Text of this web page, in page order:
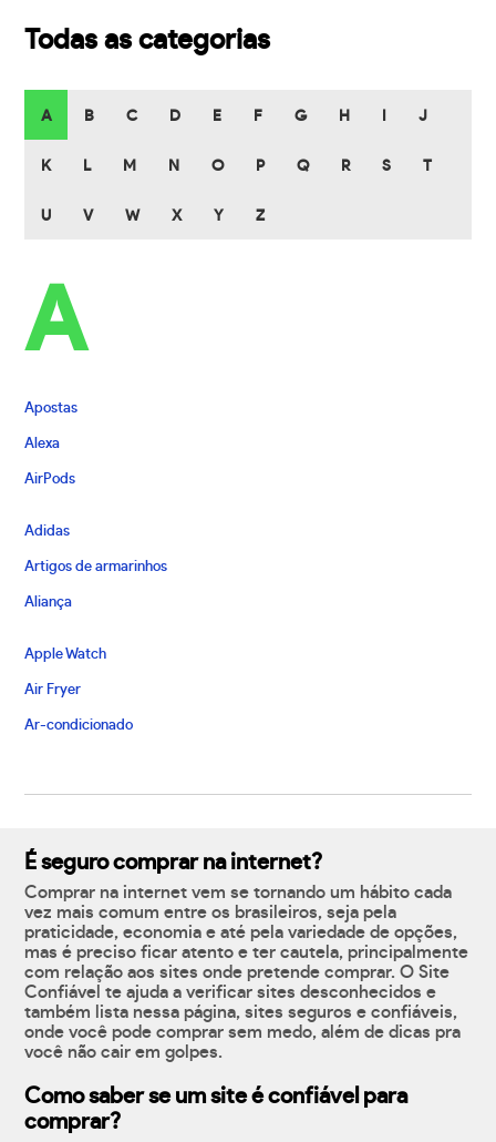
Todas as categorias
A B C D E F G H J
K L M N O P Q R S T
U V W X Y Z
A
Apostas
Alexa
AirPods
Adidas
Artigos de armarinhos
Aliança
Apple Watch
Air Fryer
Ar-condicionado
É seguro comprar na internet?
Comprar na internet vem se tornando um hábito cada
vez mais comum entre os brasileiros, seja pela
praticidade, economia e até pela variedade de opções,
mas é preciso ficar atento e ter cautela, principalmente
com relação aos sites onde pretende comprar. O Site
Confiável te ajuda a verificar sites desconhecidos e
também lista nessa página, sites seguros e confiáveis,
onde você pode comprar sem medo, além de dicas pra
você não cair em golpes.
Como saber se um site é confiável para
comprar?